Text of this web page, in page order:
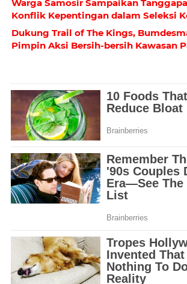
Warga Samosir Sampaikan
Konflik Kepentingan dalam Seleksi
Dukung Trail of The Kings,
Pimpin Aksi Bersih-bersih Kawasan